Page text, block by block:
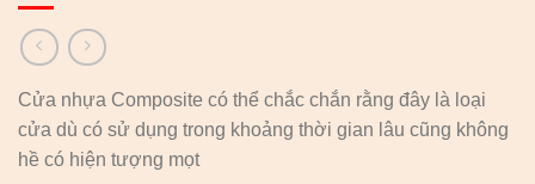
Cửa nhựa Composite có thể chắc chắn rằng đây là loại
cửa dù có sử dụng trong khoảng thời gian lâu cũng không
hề có hiện tượng mọt